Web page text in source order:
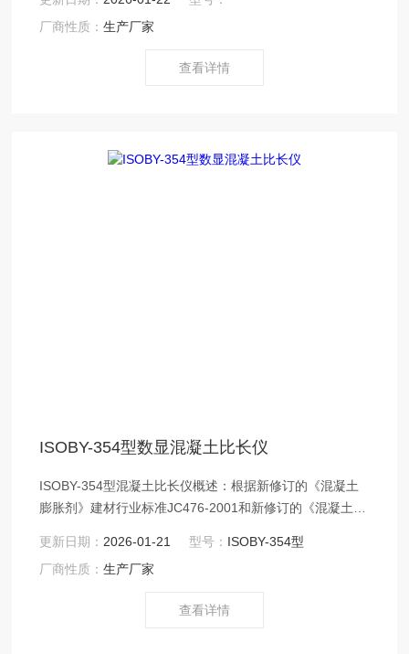
较大的修改测长的百分表改为千分表，仪器结构精度要求
更高。
厂商性质：生产厂家
查看详情
ISOBY-354型数显混凝土比长仪
ISOBY-354型混凝土比长仪概述：根据新修订的《混凝土
膨胀剂》建材行业标准JC476-2001和新修订的《混凝土外
的修改测长的百分表改为千分表，仪器结构精度要求更
高。
更新日期： 2026-01-21 型号： ISOBY-354型
厂商性质：生产厂家
查看详情